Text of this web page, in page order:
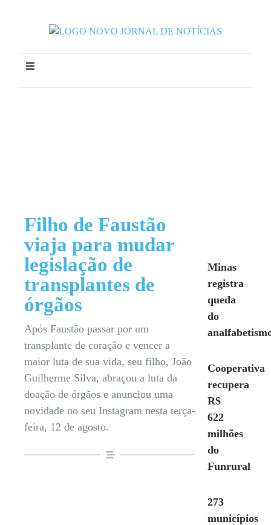
Filho de Faustão
viaja para mudar
legislação de
transplantes de
órgãos
Após Faustão passar por um
transplante de coração e vencer a
maior luta de sua vida, seu filho, João
Guilherme Silva, abraçou a luta da
doação de órgãos e anunciou uma
novidade no seu Instagram nesta terça-
feira, 12 de agosto.
Minas
registra
queda
do
Cooperativa
recupera
R$
622
milhões
do
Funrural
273
municípios